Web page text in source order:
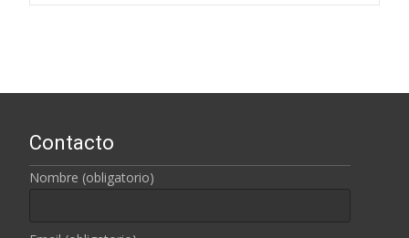
Contacto
Nombre (obligatorio)